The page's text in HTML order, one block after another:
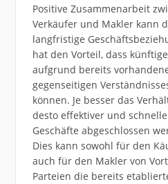
Positive Zusammenarbeit
Verkäufer und Makler kann
langfristige
hat den Vorteil, dass
aufgrund bereits
gegenseitigen
können. Je besser das
desto effektiver und
Geschäfte abgeschlossen
Dies kann sowohl für den
auch für den Makler von
Parteien die bereits